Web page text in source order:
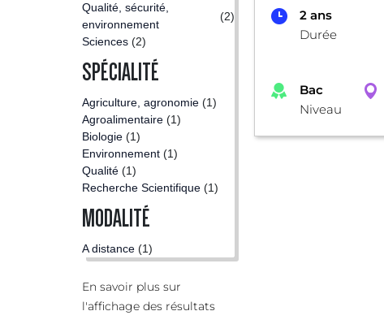
Qualité, sécurité,
environnement
(2)
Sciences (2)
SPÉCIALITÉ
Agriculture, agronomie (1)
Agroalimentaire (1)
Biologie (1)
Environnement (1)
Qualité (1)
Recherche Scientifique (1)
MODALITÉ
A distance (1)
En savoir plus sur
l'affichage des résultats
2 ans
Durée
Bac
Niveau